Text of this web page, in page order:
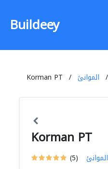
Buildeey
الموانئ Korman PT
Korman PT
(5) الموانئ